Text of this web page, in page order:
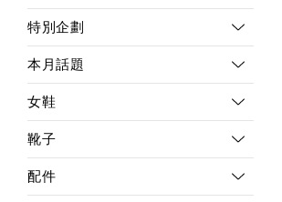
特別企劃
本月話題
女鞋
靴子
配件